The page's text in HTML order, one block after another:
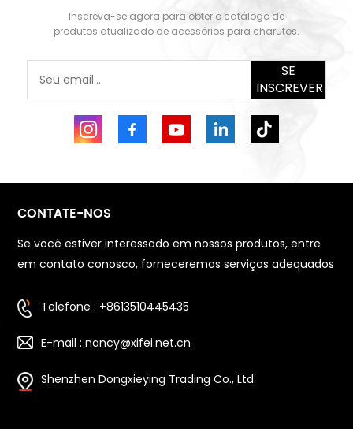
Inscreva-se agora para obter o catálogo de
produtos atualizado de acessórios para charutos.
SE
INSCREVER
CONTATE-NOS
Se você estiver interessado em nossos produtos, entre
em contato conosco, forneceremos serviços adequados
Telefone : +8613510445435
E-mail : nancy@xifei.net.cn
Shenzhen Dongxieying Trading Co., Ltd.